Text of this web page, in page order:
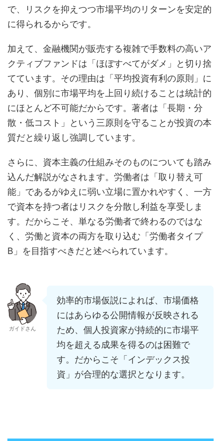
で、リスクを抑えつつ市場平均のリターンを安定的
に得られるからです。
加えて、金融機関が販売する複雑で手数料の高いア
クティブファンドは「ほぼすべてがダメ」と切り捨
てています。その理由は「平均投資有利の原則」に
あり、個別に市場平均を上回り続けることは統計的
にほとんど不可能だからです。著者は「長期・分
散・低コスト」という三原則を守ることが投資の本
質だと繰り返し強調しています。
さらに、資本主義の仕組みそのものについても踏み
込んだ解説がなされます。労働者は「取り替え可
能」であるがゆえに弱い立場に置かれやすく、一方
で資本を持つ者はリスクを分散し利益を享受しま
す。だからこそ、単なる労働者で終わるのではな
く、労働と資本の両方を取り込む「労働者タイプ
B」を目指すべきだと述べられています。
ガイドさん
効率的市場仮説によれば、市場価格
にはあらゆる公開情報が反映される
ため、個人投資家が持続的に市場平
均を超える成果を得るのは困難で
す。だからこそ「インデックス投
資」が合理的な選択となります。